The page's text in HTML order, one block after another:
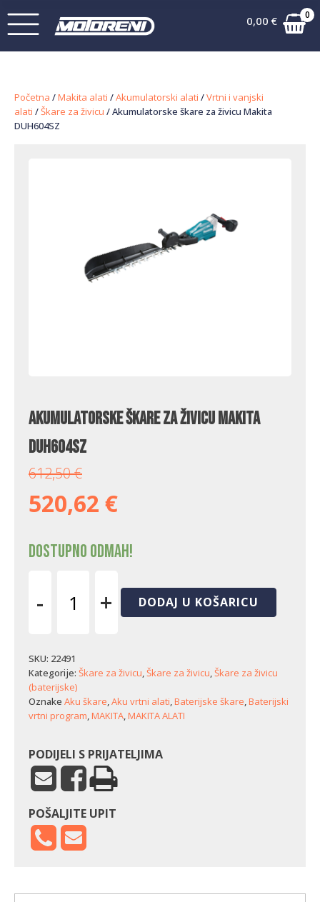
0,00 € 0
Početna /Makita alati /Akumulatorski alati /Vrtni i vanjski
alati /Škare za živicu / Akumulatorske škare za živicu Makita
DUH604SZ
Akumulatorske škare za živicu Makita
DUH604SZ
612,50€
520,62 €
Dostupno odmah!
-
živicu
Makita
DUH604SZ
količina
+ DODAJ U KOŠARICU
SKU: 22491
Kategorije: Škare za živicu,Škare za živicu,Škare za živicu
(baterijske)
Oznake Aku škare,Aku vrtni alati,Baterijske škare,Baterijski
vrtni program,MAKITA,MAKITA ALATI
PODIJELI S PRIJATELJIMA
POŠALJITE UPIT